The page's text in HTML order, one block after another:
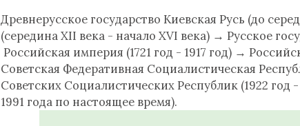
Древнерусское государство Киевская Русь (до
(середина XII века - начало XVI века) → Русское
Российская империя (1721 год - 1917 год) →
Советская Федеративная Социалистическая
Советских Социалистических Республик (1922 год
1991 года по настоящее время).